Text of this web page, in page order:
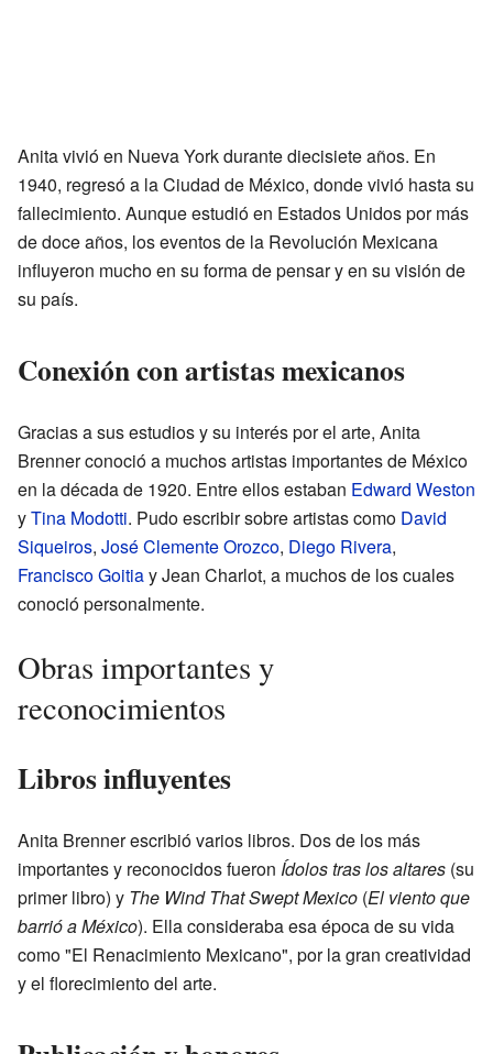
Anita vivió en Nueva York durante diecisiete años. En
1940, regresó a la Ciudad de México, donde vivió hasta su
fallecimiento. Aunque estudió en Estados Unidos por más
de doce años, los eventos de la Revolución Mexicana
influyeron mucho en su forma de pensar y en su visión de
su país.
Conexión con artistas mexicanos
Gracias a sus estudios y su interés por el arte, Anita
Brenner conoció a muchos artistas importantes de México
en la década de 1920. Entre ellos estaban Edward Weston
yTina Modotti. Pudo escribir sobre artistas como David
Siqueiros, José Clemente Orozco, Diego Rivera,
Francisco Goitiay Jean Charlot, a muchos de los cuales
conoció personalmente.
Obras importantes y
reconocimientos
Libros influyentes
Anita Brenner escribió varios libros. Dos de los más
importantes y reconocidos fueron Ídolos tras los altares (su
primer libro) y The Wind That Swept Mexico (El viento que
barrió a México). Ella consideraba esa época de su vida
como "El Renacimiento Mexicano", por la gran creatividad
y el florecimiento del arte.